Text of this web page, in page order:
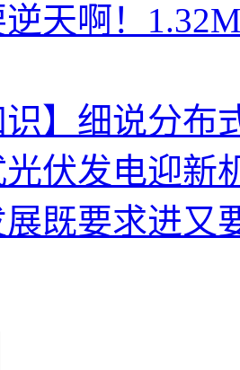
天啊！
识】细说分布
伏发电迎新
既要求进又